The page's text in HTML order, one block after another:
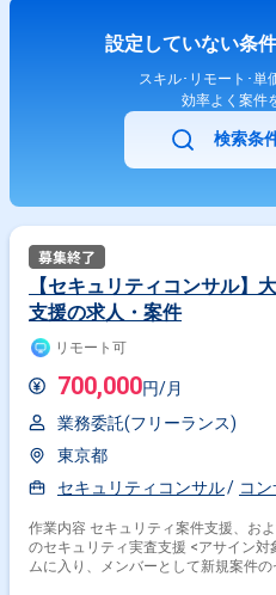
設定していない条
スキル･リモート･単
効率よく案件
検索条
【セキュリティコンサル】
支援の求人・案件
リモート可
700,000円/月
業務委託(フリーランス)
東京都
セキュリティコンサル
コ
作業内容 セキュリティ案件支援、お
のセキュリティ実査支援 <アサイン対象案件の作業内容> ・大手SIerのチー
ムに入り、メンバーとして新規案件の